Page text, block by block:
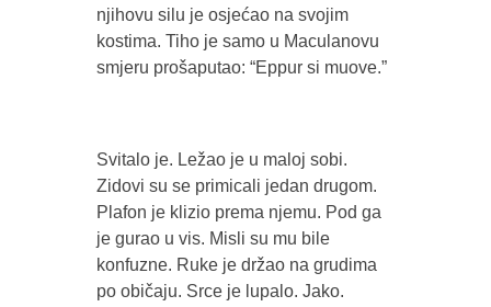
njihovu silu je osjećao na svojim
kostima. Tiho je samo u Maculanovu
smjeru prošaputao: “Eppur si muove.”
Svitalo je. Ležao je u maloj sobi.
Zidovi su se primicali jedan drugom.
Plafon je klizio prema njemu. Pod ga
je gurao u vis. Misli su mu bile
konfuzne. Ruke je držao na grudima
po običaju. Srce je lupalo. Jako.